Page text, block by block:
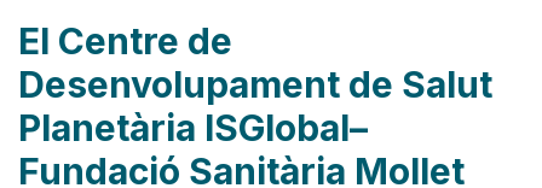
El Centre de
Desenvolupament de Salut
Planetària ISGlobal–
Fundació Sanitària Mollet